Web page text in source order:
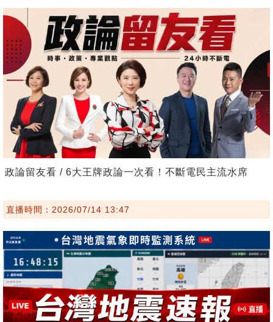
政論留友看 / 6大王牌政論一次看！不斷電民主流水席
直播時間：2026/07/14 13:47